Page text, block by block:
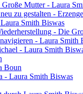
Mutter - Laura
zu gestalten -
Smith Biswas
- Die
- Laura Smith
- Laura Smith
Boun
- Laura Smith Biswas